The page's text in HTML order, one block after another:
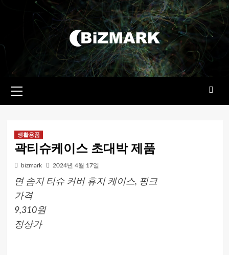
메뉴
생활용품
곽티슈케이스 초대박 제품
bizmark 2024년 4월 17일
면 솜지 티슈 커버 휴지 케이스, 핑크
가격
9,310원
정상가